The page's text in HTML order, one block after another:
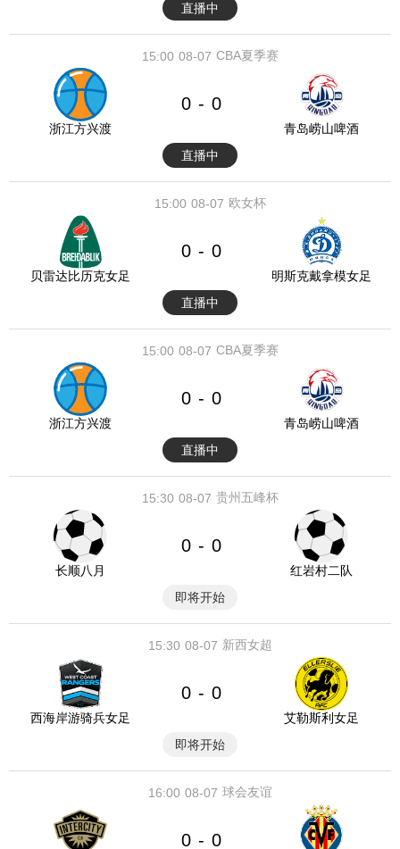
直播中
08-07
15:00 CBA夏季赛
浙江方兴渡
0 - 0
青岛崂山啤酒
直播中
08-07
15:00 欧女杯
贝雷达比历克女足
0 - 0
明斯克戴拿模女足
直播中
08-07
15:00 CBA夏季赛
浙江方兴渡
0 - 0
青岛崂山啤酒
直播中
08-07
15:30 贵州五峰杯
长顺八月
0 - 0
红岩村二队
即将开始
08-07
15:30 新西女超
西海岸游骑兵女足
0 - 0
艾勒斯利女足
即将开始
08-07
16:00 球会友谊
0 - 0